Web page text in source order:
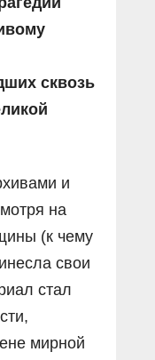
сквозь
и
на
(к чему
свои
стал
мирной